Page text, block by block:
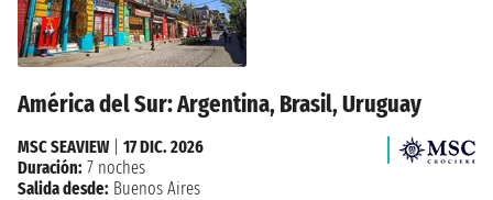
América del Sur: Argentina, Brasil, Uruguay
MSC SEAVIEW| 17 DIC. 2026
Duración: 7 noches
Salida desde: Buenos Aires